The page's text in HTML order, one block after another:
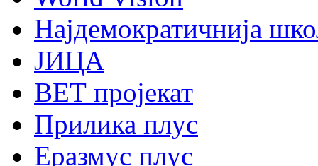
Најдемократичнија
ЈИЦА
ВЕТ пројекат
Прилика плус
Еразмус плус